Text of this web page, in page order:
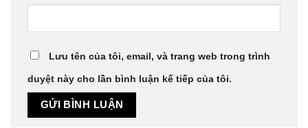
Lưu tên của tôi, email, và trang web trong trình
duyệt này cho lần bình luận kế tiếp của tôi.